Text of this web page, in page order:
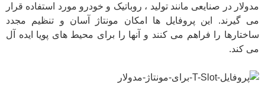
مدولار در صنایعی مانند تولید ، روباتیک و خودرو مورد استفاده قرار
می گیرند. این پروفایل ها امکان مونتاژ آسان و تنظیم مجدد
ساختارها را فراهم می کنند و آنها را برای محیط های پویا ایده آل
می کند.